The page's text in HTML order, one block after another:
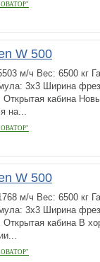
W 500
м/ч Вес: 6500 кг
3х3 Ширина
Открытая кабина
на...
W 500
м/ч Вес: 6500 кг
3х3 Ширина
кабина В